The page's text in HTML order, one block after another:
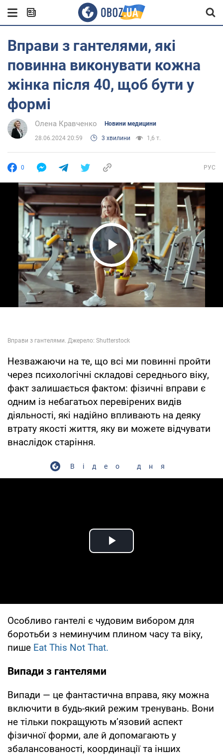
Вправи з гантелями, які
повинна виконувати кожна
жінка після 40, щоб бути у
формі
Олена Кравченко Новини медицини
28.06.2024 20:59 3 хвилини 1,6 т.
0 РУС
Play Video
Незважаючи на те, що всі ми повинні пройти
через психологічні складові середнього віку,
факт залишається фактом: фізичні вправи є
одним із небагатьох перевірених видів
діяльності, які надійно впливають на деяку
втрату якості життя, яку ви можете відчувати
внаслідок старіння.
Відео дня
Play Video
Особливо гантелі є чудовим вибором для
боротьби з неминучим плином часу та віку,
пише Eat This Not That.
Випади з гантелями
Випади — це фантастична вправа, яку можна
включити в будь-який режим тренувань. Вони
не тільки покращують м’язовий аспект
фізичної форми, але й допомагають у
збалансованості, координації та інших